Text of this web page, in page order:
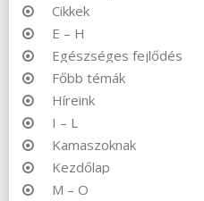
Cikkek
E – H
Egészséges fejlődés
Főbb témák
Híreink
I – L
Kamaszoknak
Kezdőlap
M – O